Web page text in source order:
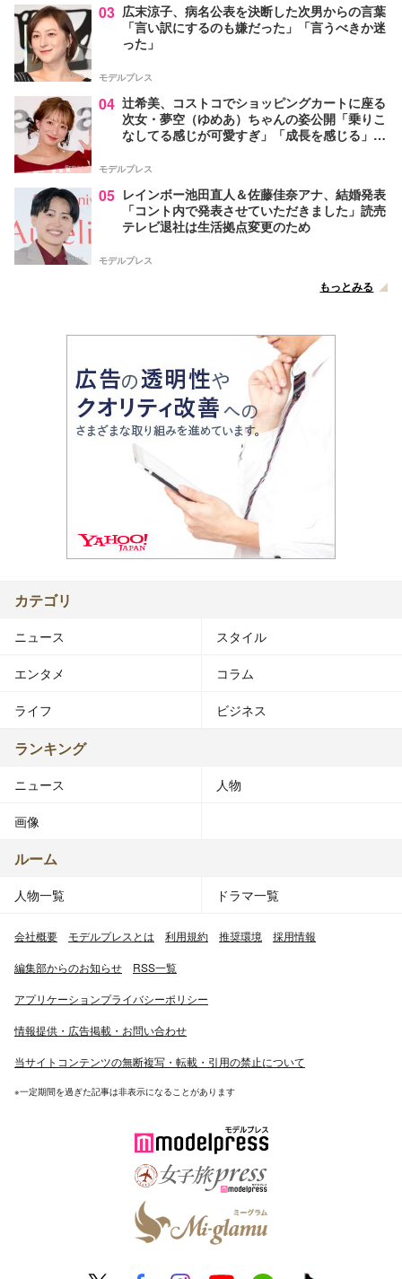
03 広末涼子、病名公表を決断した次男からの言葉
「言い訳にするのも嫌だった」「言うべきか迷
った」
モデルプレス
04 辻希美、コストコでショッピングカートに座る
次女・夢空（ゆめあ）ちゃんの姿公開「乗りこ
なしてる感じが可愛すぎ」「成長を感じる」の
モデルプレス
05 レインボー池田直人＆佐藤佳奈アナ、結婚発表
「コント内で発表させていただきました」読売
テレビ退社は生活拠点変更のため
モデルプレス
もっとみる
カテゴリ
ニュース スタイル
エンタメ コラム
ライフ ビジネス
ランキング
ニュース 人物
画像
ルーム
人物一覧 ドラマ一覧
会社概要 モデルプレスとは 利用規約 推奨環境 採用情報
編集部からのお知らせ RSS一覧
アプリケーションプライバシーポリシー
情報提供・広告掲載・お問い合わせ
当サイトコンテンツの無断複写・転載・引用の禁止について
※一定期間を過ぎた記事は非表示になることがあります